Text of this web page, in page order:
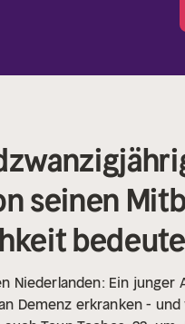
seinen
Niederlanden: Ein
Demenz erkranken -